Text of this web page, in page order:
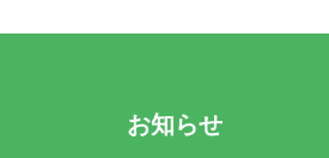
お知らせ